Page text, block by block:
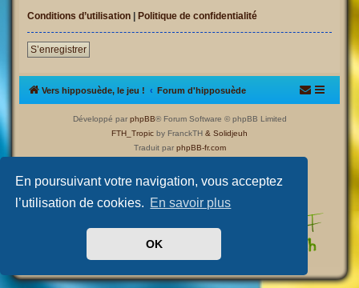
En poursuivant votre navigation, vous acceptez
l’utilisation de cookies. En savoir plus
OK
Conditions d’utilisation | Politique de confidentialité
S’enregistrer
Vers hipposuède, le jeu ! Forum d'hipposuède
Développé par phpBB® Forum Software © phpBB Limited
FTH_Tropic by FranckTH & Solidjeuh
Traduit par phpBB-fr.com